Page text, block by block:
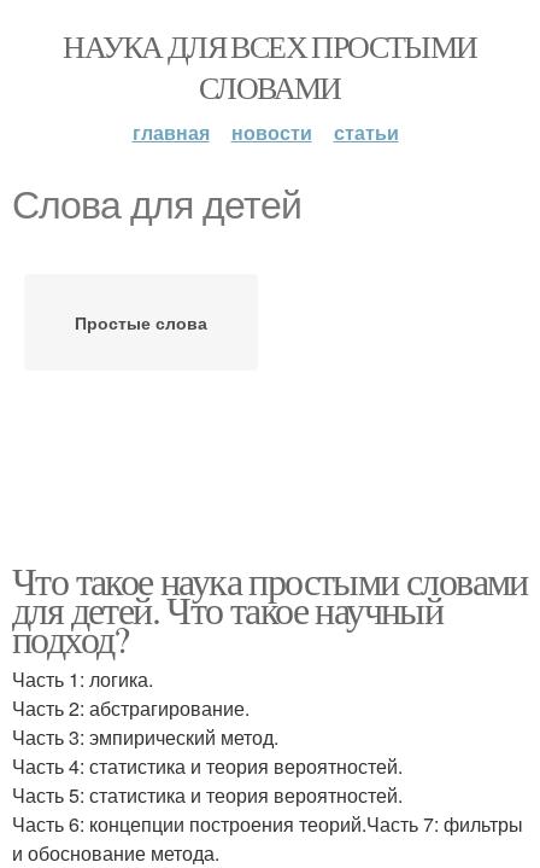
НАУКА ДЛЯ ВСЕХ ПРОСТЫМИ
СЛОВАМИ
главная новости статьи
Слова для детей
Простые слова
Что такое наука простыми словами
для детей. Что такое научный
подход?
Часть 1: логика.
Часть 2: абстрагирование.
Часть 3: эмпирический метод.
Часть 4: статистика и теория вероятностей.
Часть 5: статистика и теория вероятностей.
Часть 6: концепции построения теорий.Часть 7: фильтры
и обоснование метода.